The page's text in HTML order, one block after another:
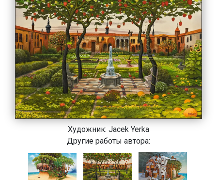
Художник: Jacek Yerka
Другие работы автора: